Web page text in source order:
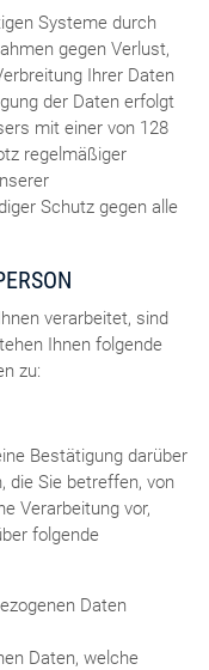
Systeme durch
gegen Verlust,
Ihrer Daten
der Daten erfolgt
mit einer von 128
regelmäßiger
Schutz gegen alle
verarbeitet, sind
Ihnen folgende
zu:
Bestätigung darüber
die Sie betreffen, von
Verarbeitung vor,
folgende
Daten
Daten, welche